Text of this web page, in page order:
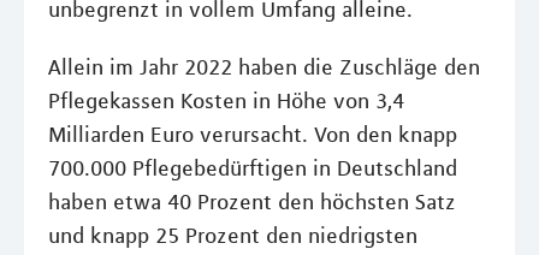
unbegrenzt in vollem Umfang alleine.
Allein im Jahr 2022 haben die Zuschläge den
Pflegekassen Kosten in Höhe von 3,4
Milliarden Euro verursacht. Von den knapp
700.000 Pflegebedürftigen in Deutschland
haben etwa 40 Prozent den höchsten Satz
und knapp 25 Prozent den niedrigsten